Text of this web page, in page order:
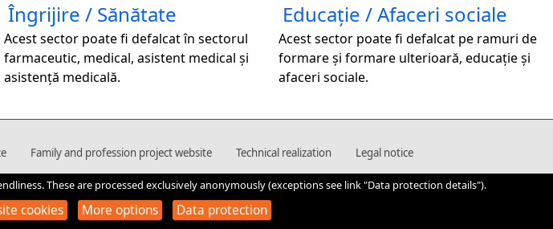
Îngrijire / Sănătate
Acest sector poate fi defalcat în sectorul
farmaceutic, medical, asistent medical și
asistență medicală.
Educație / Afaceri sociale
Acest sector poate fi defalcat pe ramuri de
formare și formare ulterioară, educație și
afaceri sociale.
These are processed exclusively anonymously (exceptions see link "Data protection details").
cookies More options Data protection
Family and profession project website Technical realization Legal notice